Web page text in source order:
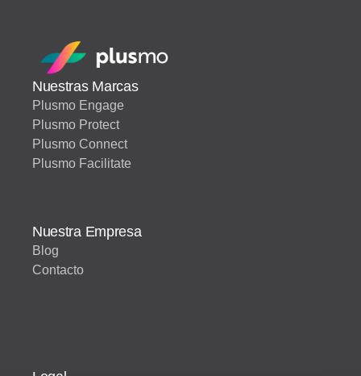
Nuestras Marcas
Plusmo Engage
Plusmo Protect
Plusmo Connect
Plusmo Facilitate
Nuestra Empresa
Blog
Contacto